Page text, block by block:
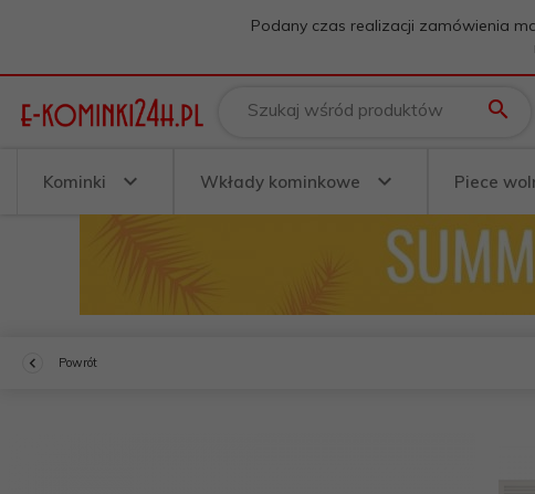
Podany czas realizacji zamówienia
Szukaj wśród produktów
Kominki Wkłady kominkowe Piece
Powrót